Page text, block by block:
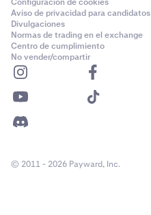
Aviso de privacidad para candidatos
Divulgaciones
Normas de trading en el exchange
Centro de cumplimiento
No vender/compartir
© 2011 - 2026 Payward, Inc.